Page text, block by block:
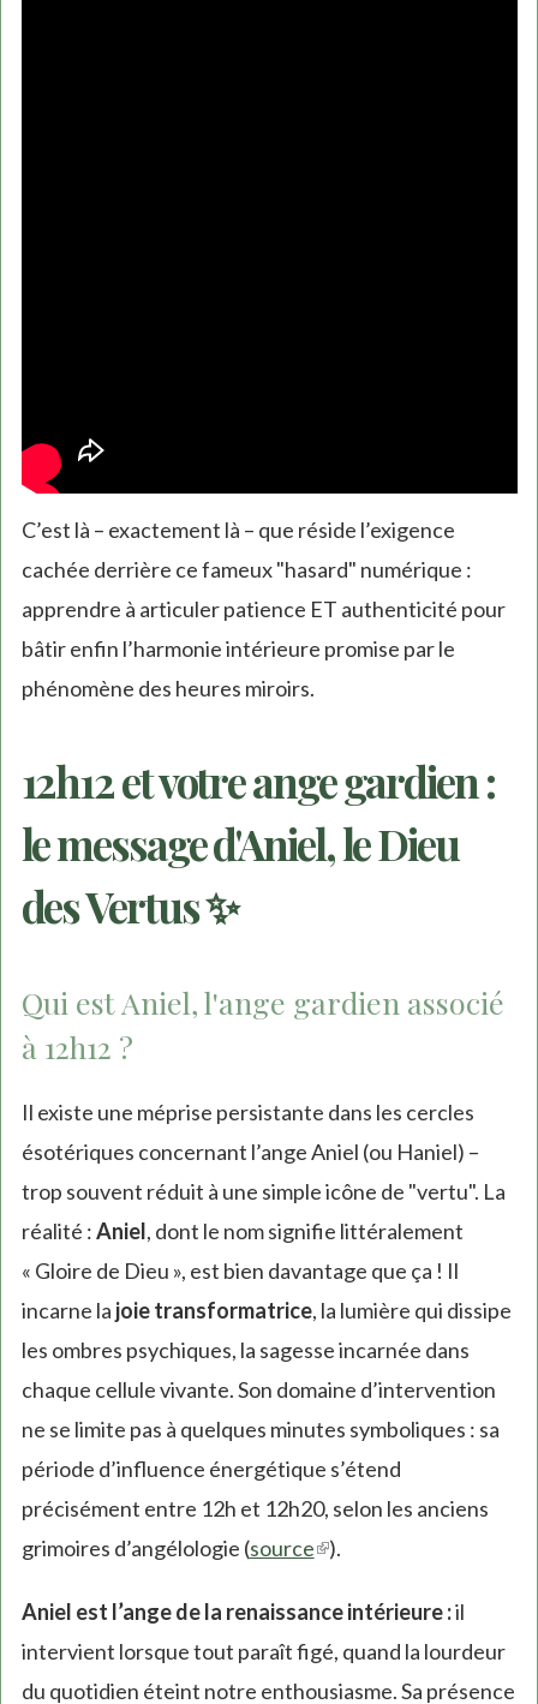
C’est là – exactement là – que réside l’exigence
cachée derrière ce fameux "hasard" numérique :
apprendre à articuler patience ET authenticité pour
bâtir enfin l’harmonie intérieure promise par le
phénomène des heures miroirs.
12h12 et votre ange gardien :
le message d'Aniel, le Dieu
des Vertus ✨
Qui est Aniel, l'ange gardien associé
à 12h12 ?
Il existe une méprise persistante dans les cercles
ésotériques concernant l’ange Aniel (ou Haniel) –
trop souvent réduit à une simple icône de "vertu". La
réalité :Aniel, dont le nom signifie littéralement
« Gloire de Dieu », est bien davantage que ça ! Il
incarne la joie transformatrice, la lumière qui dissipe
les ombres psychiques, la sagesse incarnée dans
chaque cellule vivante. Son domaine d’intervention
ne se limite pas à quelques minutes symboliques : sa
période d’influence énergétique s’étend
précisément entre 12h et 12h20, selon les anciens
grimoires d’angélologie (source(link
external)
).
Aniel est l’ange de la renaissance intérieure :il
intervient lorsque tout paraît figé, quand la lourdeur
du quotidien éteint notre enthousiasme. Sa présence